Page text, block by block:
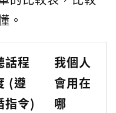
。
話程
(遵
指令)
我個人
會用在
哪